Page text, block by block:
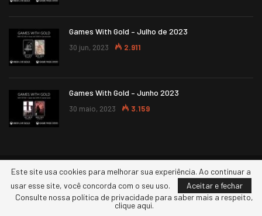
Games With Gold – Julho de 2023
30 jun, 2023 2.911
Games With Gold – Junho 2023
30 maio, 2023 3.159
© 2026 - XBOXERS. Todos os direitos reservados.
Este site usa cookies para melhorar sua experiência. Ao continuar a
usar esse site, você concorda com o seu uso.
Aceitar e fechar
Consulte nossa política de privacidade para saber mais a respeito,
clique aqui.